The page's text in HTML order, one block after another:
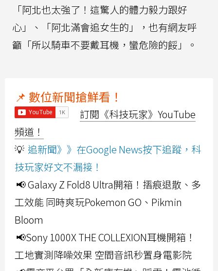
「阿北也太強了！這驚人的體力毅力跟好
心」、「阿北滿會追女生的」，也有網友呼
籲「所以騎車不要戴耳機，蠻危險的餒」。
📌 數位新聞搶鮮看！
訂閱《科技玩家》YouTube
頻道！
💡 追新聞》》在Google News按下追蹤，科
技玩家好文不漏接！
📢 Galaxy Z Fold8 Ultra開箱！摺痕退散、多
工效能 同時爽玩Pokemon GO、Pikmin
Bloom
📢Sony 1000X THE COLLEXION耳機開箱！
工地實測降噪效果 空間音訊秒置身電影院